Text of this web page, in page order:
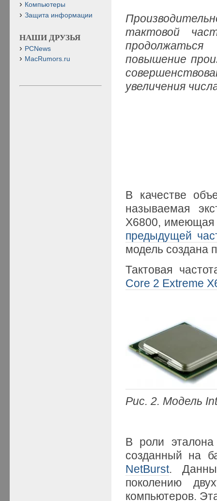
тактовой
повышение
увеличения
В качестве
называемая
X6800, имеющая
предыдущей
модель создана
Тактовая
Core 2 Extreme
Рис. 2. Модель
В роли
созданный на
NetBurst.
поколению
компьютеров.
Компьютеры
Защита информации
НАШИ ДРУЗЬЯ
PCNews
MacRumors.ru